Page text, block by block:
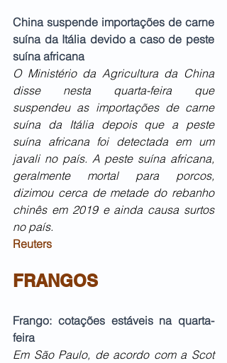
China suspende importações de carne
suína da Itália devido a caso de peste
suína africana
O Ministério da Agricultura da China
disse nesta quarta-feira que
suspendeu as importações de carne
suína da Itália depois que a peste
suína africana foi detectada em um
javali no país. A peste suína africana,
geralmente mortal para porcos,
dizimou cerca de metade do rebanho
chinês em 2019 e ainda causa surtos
no país.
Reuters
FRANGOS
Frango: cotações estáveis na quarta-
feira
Em São Paulo, de acordo com a Scot